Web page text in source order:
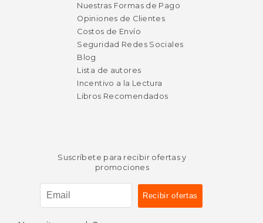
Nuestras Formas de Pago
Opiniones de Clientes
Costos de Envío
Seguridad Redes Sociales
Blog
Lista de autores
Incentivo a la Lectura
Libros Recomendados
Suscríbete para recibir ofertas y
promociones